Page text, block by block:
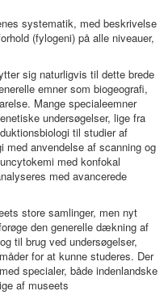
systematik, med beskrivelse
(fylogeni) på alle niveauer,
sig naturligvis til dette brede
emner som biogeografi,
Mange specialeemner
undersøgelser, lige fra
til studier af
med anvendelse af scanning og
med konfokal
med avancerede
store samlinger, men nyt
den generelle dækning af
til brug ved undersøgelser,
for at kunne studeres. Der
specialer, både indenlandske
af museets